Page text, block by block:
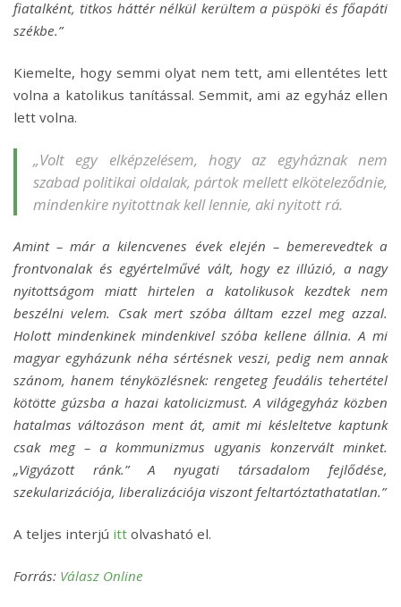
fiatalként, titkos háttér nélkül kerültem a püspöki és főapáti
székbe.”
Kiemelte, hogy semmi olyat nem tett, ami ellentétes lett
volna a katolikus tanítással. Semmit, ami az egyház ellen
lett volna.
„Volt egy elképzelésem, hogy az egyháznak nem
szabad politikai oldalak, pártok mellett elköteleződnie,
mindenkire nyitottnak kell lennie, aki nyitott rá.
Amint – már a kilencvenes évek elején – bemerevedtek a
frontvonalak és egyértelművé vált, hogy ez illúzió, a nagy
nyitottságom miatt hirtelen a katolikusok kezdtek nem
beszélni velem. Csak mert szóba álltam ezzel meg azzal.
Holott mindenkinek mindenkivel szóba kellene állnia. A mi
magyar egyházunk néha sértésnek veszi, pedig nem annak
szánom, hanem tényközlésnek: rengeteg feudális tehertétel
kötötte gúzsba a hazai katolicizmust. A világegyház közben
hatalmas változáson ment át, amit mi késleltetve kaptunk
csak meg – a kommunizmus ugyanis konzervált minket.
„Vigyázott ránk.” A nyugati társadalom fejlődése,
szekularizációja, liberalizációja viszont feltartóztathatatlan.”
A teljes interjú itt olvasható el.
Forrás: Válasz Online